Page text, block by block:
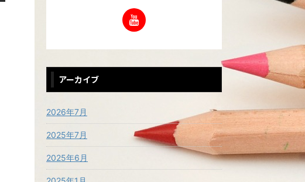
アーカイブ
2026年7月
2025年7月
2025年6月